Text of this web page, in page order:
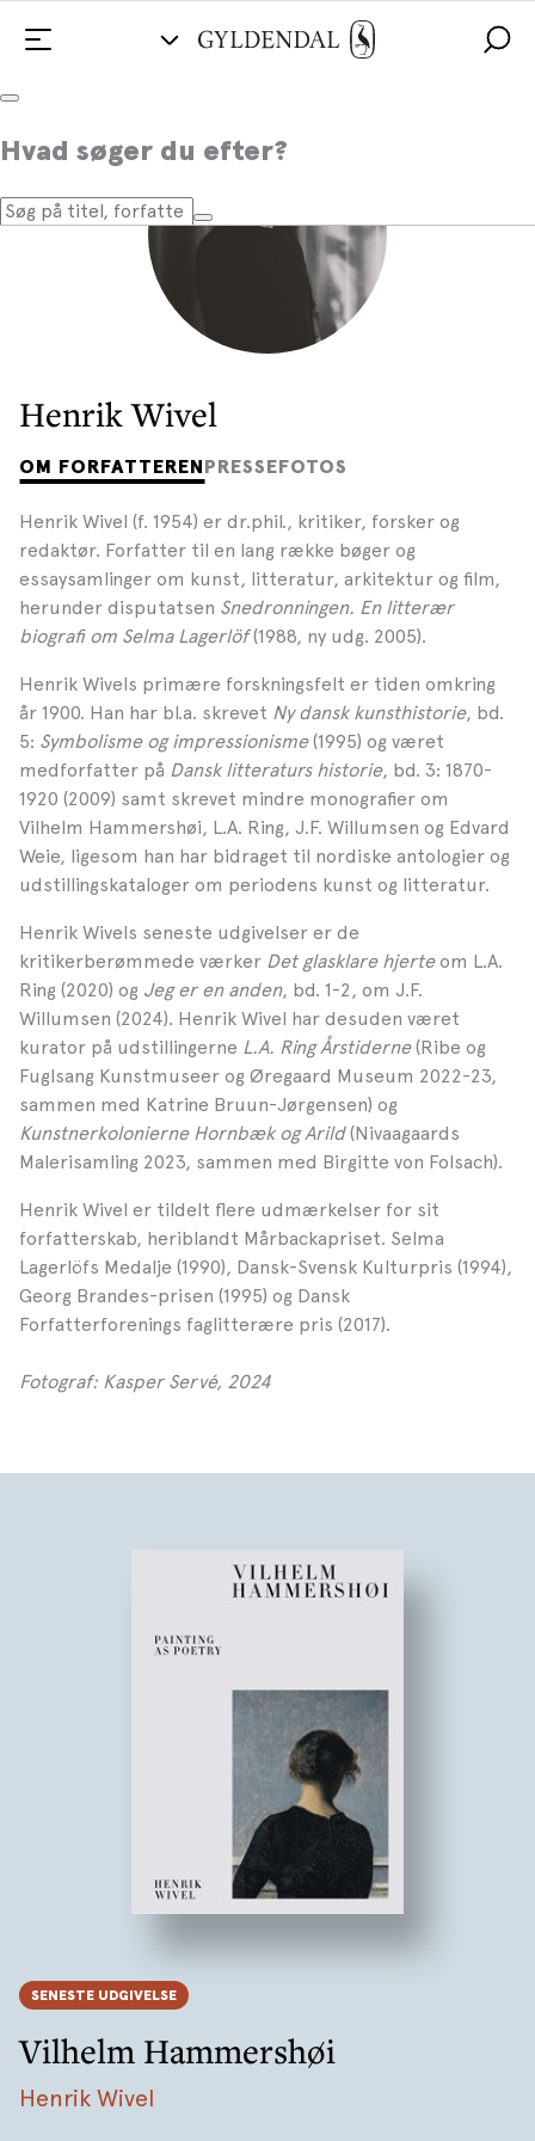
Hvad søger du efter?
Henrik Wivel
OM FORFATTERENPRESSEFOTOS
Henrik Wivel (f. 1954) er dr.phil., kritiker, forsker og
redaktør. Forfatter til en lang række bøger og
essaysamlinger om kunst, litteratur, arkitektur og film,
herunder disputatsen Snedronningen. En litterær
biografi om Selma Lagerlöf(1988, ny udg. 2005).
Henrik Wivels primære forskningsfelt er tiden omkring
år 1900. Han har bl.a. skrevet Ny dansk kunsthistorie, bd.
5: Symbolisme og impressionisme(1995) og været
medforfatter på Dansk litteraturs historie, bd. 3: 1870-
1920 (2009) samt skrevet mindre monografier om
Vilhelm Hammershøi, L.A. Ring, J.F. Willumsen og Edvard
Weie, ligesom han har bidraget til nordiske antologier og
udstillingskataloger om periodens kunst og litteratur.
Henrik Wivels seneste udgivelser er de
kritikerberømmede værker Det glasklare hjerteom L.A.
Ring (2020) og Jeg er en anden, bd. 1-2, om J.F.
Willumsen (2024). Henrik Wivel har desuden været
kurator på udstillingerne L.A. Ring Årstiderne(Ribe og
Fuglsang Kunstmuseer og Øregaard Museum 2022-23,
sammen med Katrine Bruun-Jørgensen) og
Kunstnerkolonierne Hornbæk og Arild(Nivaagaards
Malerisamling 2023, sammen med Birgitte von Folsach).
Henrik Wivel er tildelt flere udmærkelser for sit
forfatterskab, heriblandt Mårbackapriset. Selma
Lagerlöfs Medalje (1990), Dansk-Svensk Kulturpris (1994),
Georg Brandes-prisen (1995) og Dansk
Forfatterforenings faglitterære pris (2017).
Fotograf: Kasper Servé, 2024
SENESTE UDGIVELSE
Vilhelm Hammershøi
Henrik Wivel